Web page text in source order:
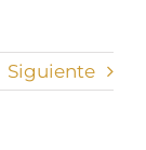
Siguiente